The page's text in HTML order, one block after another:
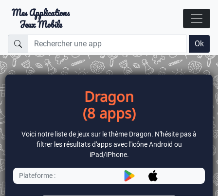
Mes Applications
Jeux Mobile
Ok
Dragon
(8 apps)
Voici notre liste de jeux sur le thème Dragon. N'hésite pas à
filtrer les résultats d'apps avec l'icône Android ou
iPad/iPhone.
Plateforme :